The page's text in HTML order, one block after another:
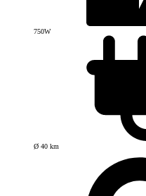
750W
Ø 40 km